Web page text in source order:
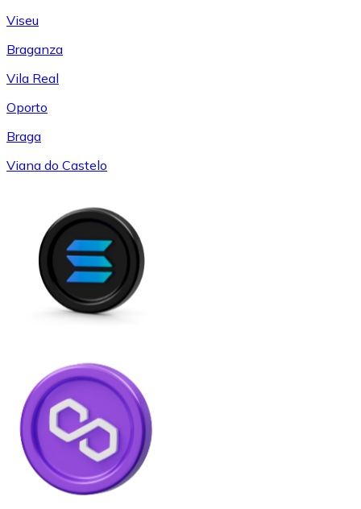
Viseu
Braganza
Vila Real
Oporto
Braga
Viana do Castelo